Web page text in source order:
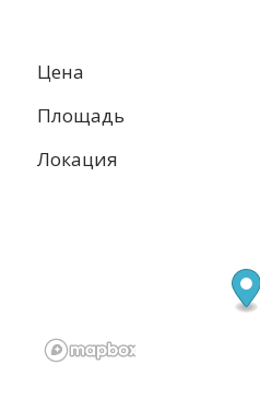
Цена
Площадь
Локация